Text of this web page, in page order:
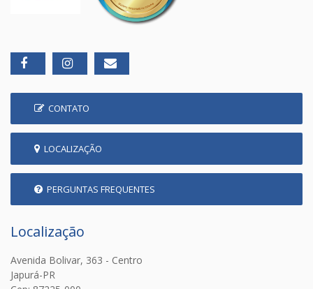
CONTATO
LOCALIZAÇÃO
PERGUNTAS FREQUENTES
Localização
Avenida Bolivar, 363 - Centro
Japurá-PR